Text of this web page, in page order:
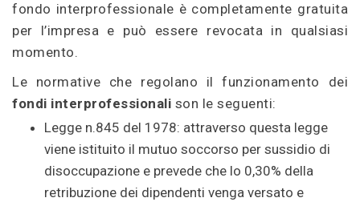
fondo interprofessionale è completamente gratuita
per l’impresa e può essere revocata in qualsiasi
momento.
Le normative che regolano il funzionamento dei
fondi interprofessionali son le seguenti:
Legge n.845 del 1978: attraverso questa legge
viene istituito il mutuo soccorso per sussidio di
disoccupazione e prevede che lo 0,30% della
retribuzione dei dipendenti venga versato e